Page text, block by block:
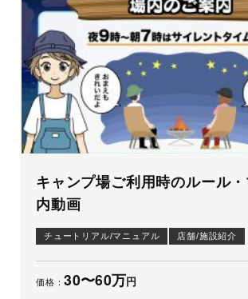
キャンプ場ご利用時のルール
内動画
チュートリアル/マニュアル 店舗/施設紹介
価格：30〜60万円